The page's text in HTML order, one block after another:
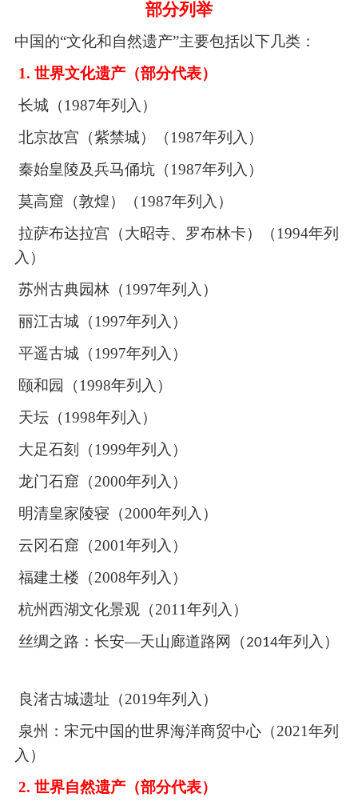
部分列举
中国的“文化和自然遗产”主要包括以下几类：
1. 世界文化遗产（部分代表）
长城（1987年列入）
北京故宫（紫禁城）（1987年列入）
秦始皇陵及兵马俑坑（1987年列入）
莫高窟（敦煌）（1987年列入）
拉萨布达拉宫（大昭寺、罗布林卡）（1994年列
入）
苏州古典园林（1997年列入）
丽江古城（1997年列入）
平遥古城（1997年列入）
颐和园（1998年列入）
天坛（1998年列入）
大足石刻（1999年列入）
龙门石窟（2000年列入）
明清皇家陵寝（2000年列入）
云冈石窟（2001年列入）
福建土楼（2008年列入）
杭州西湖文化景观（2011年列入）
丝绸之路：长安—天山廊道路网（2014年列入）
良渚古城遗址（2019年列入）
泉州：宋元中国的世界海洋商贸中心（2021年列
入）
2. 世界自然遗产（部分代表）